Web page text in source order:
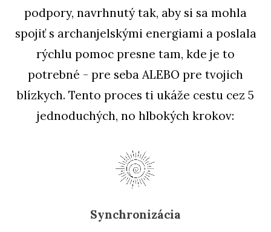
podpory, navrhnutý tak, aby si sa mohla
spojiť s archanjelskými energiami a poslala
rýchlu pomoc presne tam, kde je to
potrebné - pre seba ALEBO pre tvojich
blízkych. Tento proces ti ukáže cestu cez 5
jednoduchých, no hlbokých krokov:
Synchronizácia